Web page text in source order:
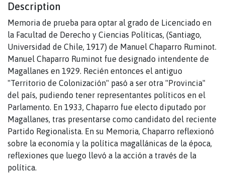
Description
Memoria de prueba para optar al grado de Licenciado en
la Facultad de Derecho y Ciencias Políticas, (Santiago,
Universidad de Chile, 1917) de Manuel Chaparro Ruminot.
Manuel Chaparro Ruminot fue designado intendente de
Magallanes en 1929. Recién entonces el antiguo
"Territorio de Colonización" pasó a ser otra "Provincia"
del país, pudiendo tener representantes políticos en el
Parlamento. En 1933, Chaparro fue electo diputado por
Magallanes, tras presentarse como candidato del reciente
Partido Regionalista. En su Memoria, Chaparro reflexionó
sobre la economía y la política magallánicas de la época,
reflexiones que luego llevó a la acción a través de la
política.